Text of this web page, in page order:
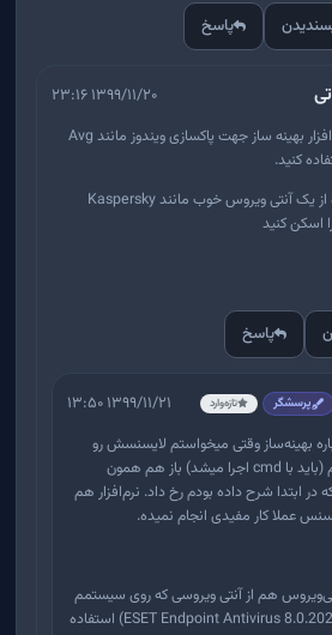
پاسخ
۱۳۹۹/۱۱/۲۰ ۲۳:۱۶
1- از یک نرم افزار بهینه ساز جهت پاکسازی ویندوز مانند Avg
2- با استفاده از یک آنتی ویروس خوب مانند Kaspersky
اسکن کنید
پاسخ
پرسشگر تازه‌وارد
۱۳۹۹/۱۱/۲۱ ۱۳:۵۰
بهینه‌ساز وقتی میخواستم لایسنسش رو
فعال کنم (باید با cmd اجرا میشد) باز هم همون
در ابتدا شرح داده بودم رخ داد. نرم‌افزار هم
عملا کار مفیدی انجام نمیده.
هم از آنتی ویروسی که روی سیستمم
بود (ESET Endpoint Antivirus 8.0.2028.0) استفاده